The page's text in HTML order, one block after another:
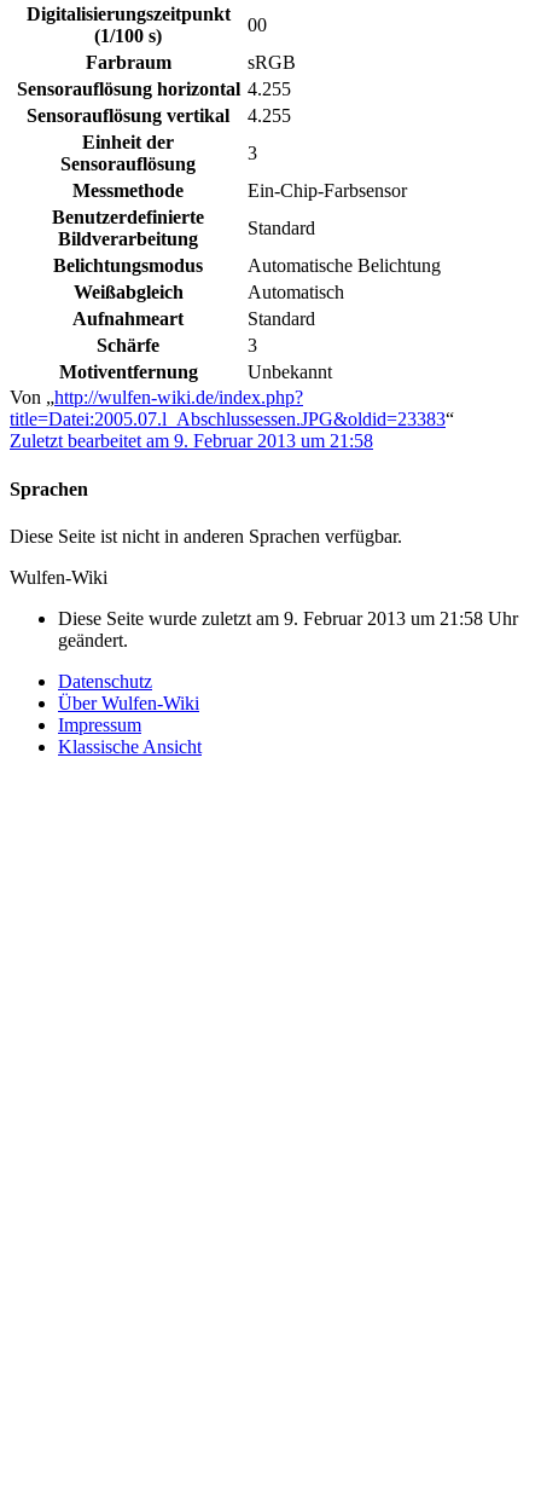
Digitalisierungszeitpunkt
(1/100 s)
00
Farbraum
sRGB
Sensorauflösung horizontal 4.255
Sensorauflösung vertikal
4.255
Einheit der
Sensorauflösung
3
Messmethode
Ein-Chip-Farbsensor
Benutzerdefinierte
Bildverarbeitung
Standard
Belichtungsmodus
Automatische Belichtung
Weißabgleich
Automatisch
Aufnahmeart
Standard
Schärfe
3
Motiventfernung
Unbekannt
Von „http://wulfen-wiki.de/index.php?
title=Datei:2005.07.l_Abschlussessen.JPG&oldid=23383“
Zuletzt bearbeitet am 9. Februar 2013 um 21:58
Sprachen
Diese Seite ist nicht in anderen Sprachen verfügbar.
Wulfen-Wiki
Diese Seite wurde zuletzt am 9. Februar 2013 um 21:58 Uhr
geändert.
Datenschutz
Über Wulfen-Wiki
Impressum
Klassische Ansicht